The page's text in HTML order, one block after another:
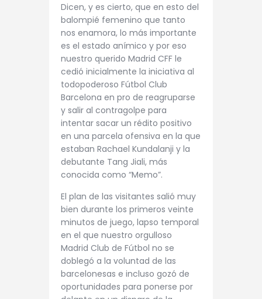
Dicen, y es cierto, que en esto del
balompié femenino que tanto
nos enamora, lo más importante
es el estado anímico y por eso
nuestro querido Madrid CFF le
cedió inicialmente la iniciativa al
todopoderoso Fútbol Club
Barcelona en pro de reagruparse
y salir al contragolpe para
intentar sacar un rédito positivo
en una parcela ofensiva en la que
estaban Rachael Kundalanji y la
debutante Tang Jiali, más
conocida como “Memo”.
El plan de las visitantes salió muy
bien durante los primeros veinte
minutos de juego, lapso temporal
en el que nuestro orgulloso
Madrid Club de Fútbol no se
doblegó a la voluntad de las
barcelonesas e incluso gozó de
oportunidades para ponerse por